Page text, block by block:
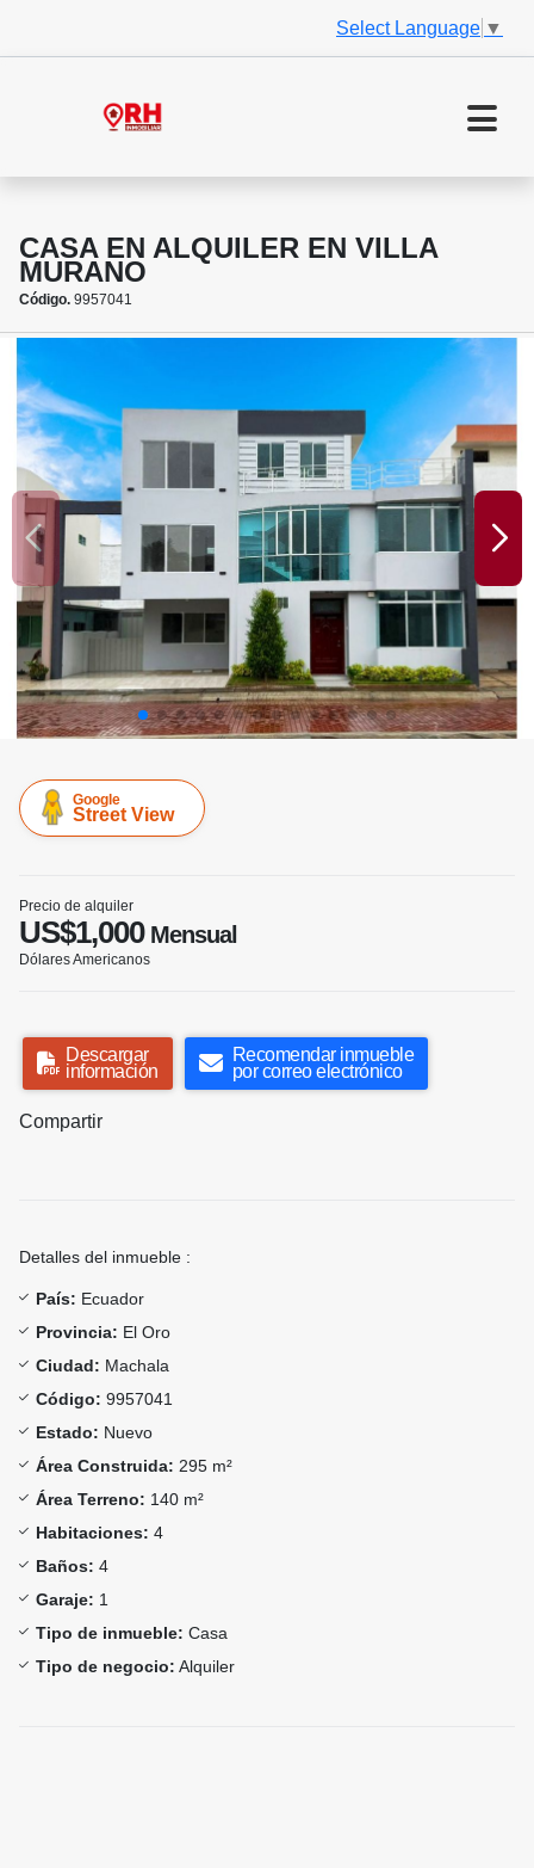
Select Language ▼
CASA EN ALQUILER EN VILLA
MURANO
Código. 9957041
Google
Street View
Precio de alquiler
US$1,000Mensual
Dólares Americanos
Descargar
información
Recomendar inmueble
por correo electrónico
Compartir
Detalles del inmueble :
País: Ecuador
Provincia: El Oro
Ciudad: Machala
Código: 9957041
Estado: Nuevo
Área Construida: 295 m²
Área Terreno: 140 m²
Habitaciones: 4
Baños: 4
Garaje: 1
Tipo de inmueble: Casa
Tipo de negocio: Alquiler